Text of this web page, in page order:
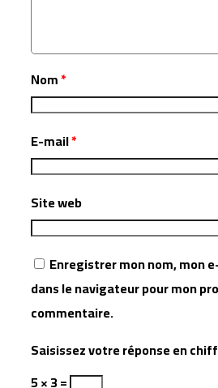
Nom*
E-mail*
Site web
Enregistrer mon nom, mon
dans le navigateur pour mon
commentaire.
Saisissez votre réponse en
5 × 3 =